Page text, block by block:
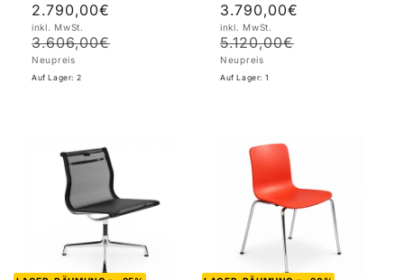
Verkaufspreis
2.790,00€
inkl. MwSt.
3.606,00€
Neupreis
Auf Lager: 2
Verkaufspreis
3.790,00€
inkl. MwSt.
5.120,00€
Neupreis
Auf Lager: 1